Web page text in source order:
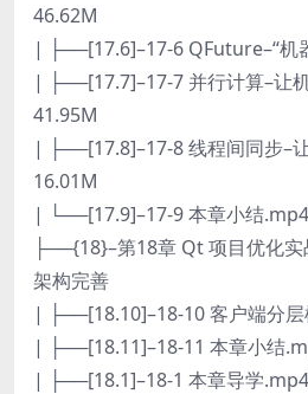
46.62M
| ├──[17.6]–17-6 QFuture–“机
| ├──[17.7]–17-7 并行计算–让
41.95M
| ├──[17.8]–17-8 线程间同步–
16.01M
| └──[17.9]–17-9 本章小结
├──{18}–第18章 Qt 项目优化
架构完善
| ├──[18.10]–18-10 客户端分
| ├──[18.11]–18-11 本章小结
| ├──[18.1]–18-1 本章导学